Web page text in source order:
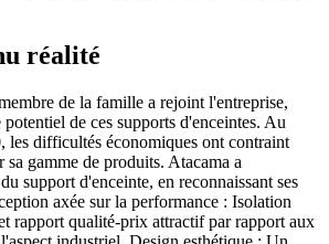
réalité
de la famille a rejoint l'entreprise,
de ces supports d'enceintes. Au
les difficultés économiques ont contraint
gamme de produits. Atacama a
support d'enceinte, en reconnaissant ses
axée sur la performance : Isolation
rapport qualité-prix attractif par rapport aux